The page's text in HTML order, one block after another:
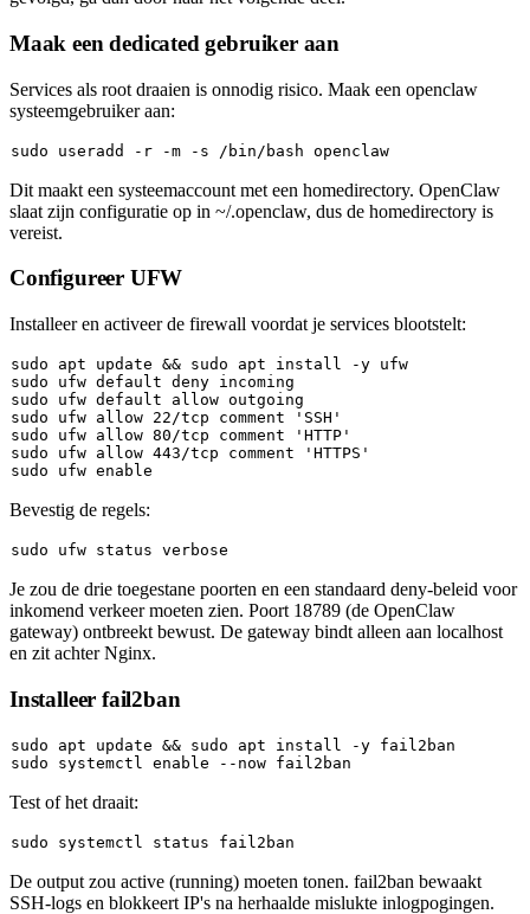
Maak een dedicated gebruiker aan
Services als root draaien is onnodig risico. Maak een openclaw
systeemgebruiker aan:
sudo
Dit maakt een systeemaccount met een homedirectory. OpenClaw
slaat zijn configuratie op in ~/.openclaw, dus de homedirectory is
vereist.
Configureer UFW
Installeer en activeer de firewall voordat je services blootstelt:
sudo apt update && sudo
sudo
sudo
sudo ufw allow 22/tcp comment
'SSH'
sudo ufw allow 80/tcp comment
'HTTP'
sudo ufw allow 443/tcp comment
'HTTPS'
sudo ufw enable
Bevestig de regels:
sudo
Je zou de drie toegestane poorten en een standaard deny-beleid voor
inkomend verkeer moeten zien. Poort 18789 (de OpenClaw
gateway) ontbreekt bewust. De gateway bindt alleen aan localhost
en zit achter Nginx.
Installeer fail2ban
sudo apt update && sudo
sudo systemctl enable
Test of het draait:
sudo
De output zou active (running) moeten tonen. fail2ban bewaakt
SSH-logs en blokkeert IP's na herhaalde mislukte inlogpogingen.